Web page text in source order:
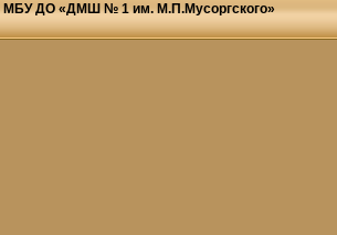
МБУ ДО «ДМШ № 1 им. М.П.Мусоргского»